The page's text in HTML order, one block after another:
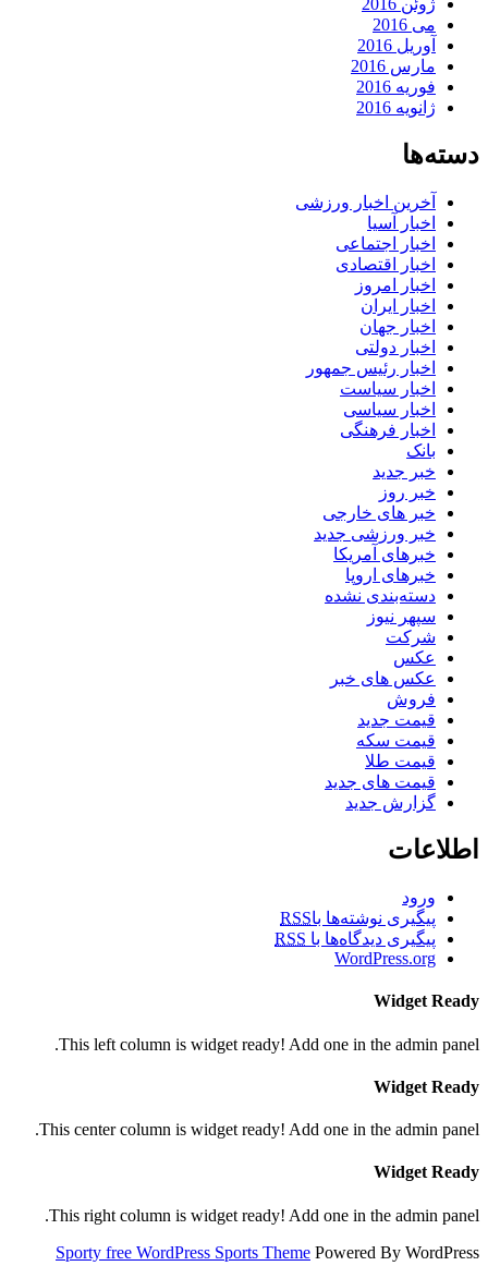
ژوئن 2016
می 2016
آوریل 2016
مارس 2016
فوریه 2016
ژانویه 2016
دسته‌ها
آخرین اخبار ورزشی
اخبار آسیا
اخبار اجتماعی
اخبار اقتصادی
اخبار امروز
اخبار ایران
اخبار جهان
اخبار دولتی
اخبار رئیس جمهور
اخبار سیاست
اخبار سیاسی
اخبار فرهنگی
بانک
خبر جدید
خبر روز
خبر های خارجی
خبر ورزشی جدید
خبرهای آمریکا
خبرهای اروپا
دسته‌بندی نشده
سپهر نیوز
شرکت
عکس
عکس های خبر
فروش
قیمت جدید
قیمت سکه
قیمت طلا
قیمت های جدید
گزارش جدید
اطلاعات
ورود
پیگیری نوشته‌ها باRSS
پیگیری دیدگاه‌ها با RSS
WordPress.org
Widget Ready
This left column is widget ready! Add one in the admin panel.
Widget Ready
This center column is widget ready! Add one in the admin panel.
Widget Ready
This right column is widget ready! Add one in the admin panel.
Sporty free WordPress Sports Theme Powered By WordPress